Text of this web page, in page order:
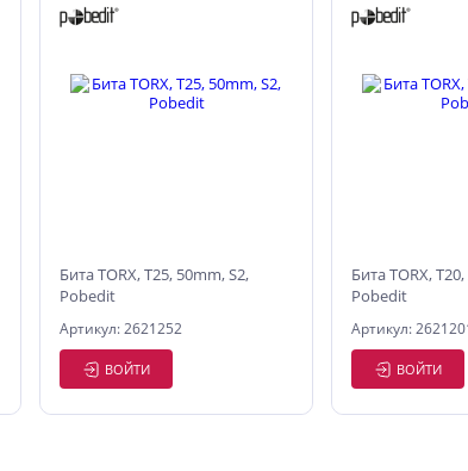
Бита TORX, T25, 50mm, S2,
Pobedit
Артикул: 2621252
ВОЙТИ
Бита TORX,
Pobedit
Артикул:
ВОЙТИ